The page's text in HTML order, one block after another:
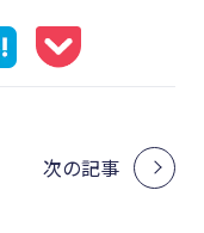
次の記事